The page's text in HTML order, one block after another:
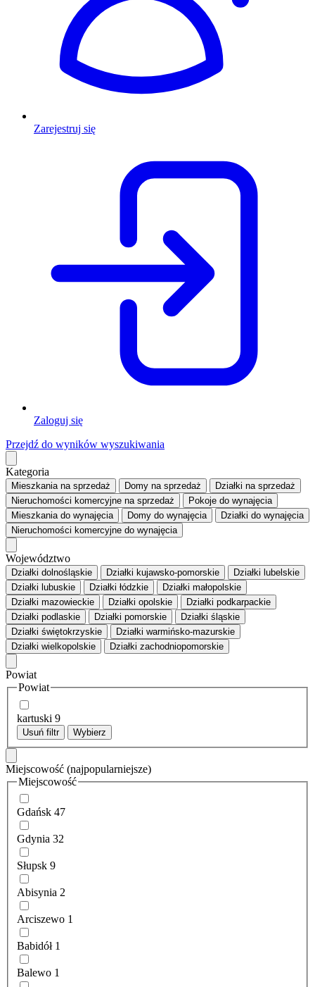
Zarejestruj się
Zaloguj się
Przejdź do wyników wyszukiwania
Kategoria
Mieszkaniana sprzedaż Domy na sprzedaż Działki na sprzedaż
Nieruchomości komercyjne na sprzedaż Pokoje do wynajęcia
Mieszkaniado wynajęcia Domy do wynajęcia Działki do wynajęcia
Nieruchomości komercyjne do wynajęcia
Województwo
Działki dolnośląskie Działki kujawsko-pomorskie
Działki lubelskie
Działki lubuskie
Działki łódzkie
Działki małopolskie
Działki mazowieckie
Działki opolskie
Działki podkarpackie
Działki podlaskie
Działki pomorskie
Działki śląskie
Działki świętokrzyskie
Działki warmińsko-mazurskie
Działki wielkopolskie
Działki zachodniopomorskie
Powiat
Powiat
kartuski 9
Usuń filtr Wybierz
Miejscowość (najpopularniejsze)
Miejscowość
Gdańsk 47
Gdynia 32
Słupsk 9
Abisynia 2
Arciszewo 1
Babidół 1
Balewo 1